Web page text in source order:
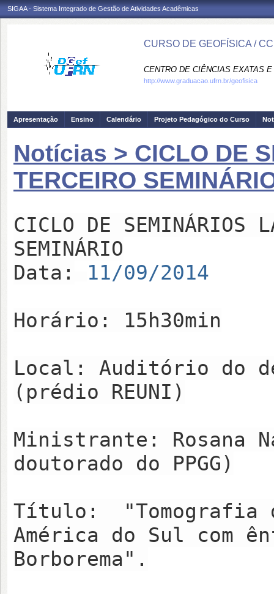
SIGAA - Sistema Integrado de Gestão de Atividades Acadêmicas
CURSO DE GEOFÍSICA /
CENTRO DE CIÊNCIAS EXATAS
http://www.graduacao.ufrn.br/geofisica
Apresentação Ensino Calendário Projeto Pedagógico do Curso
Notícias > CICLO DE
TERCEIRO
CICLO DE SEMINÁRIOS
SEMINÁRIO
Data:
11/09/2014
Horário: 15h30min
Local: Auditório do
(prédio REUNI)
Ministrante: Rosana
doutorado do PPGG)
Título: "Tomografia
América do Sul com
Borborema".